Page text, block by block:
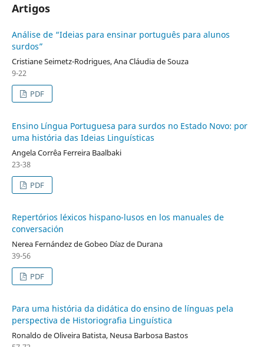
Artigos
Análise de “Ideias para ensinar português para alunos
surdos”
Cristiane Seimetz-Rodrigues, Ana Cláudia de Souza
9-22
PDF
Ensino Língua Portuguesa para surdos no Estado Novo: por
uma história das Ideias Linguísticas
Angela Corrêa Ferreira Baalbaki
23-38
PDF
Repertórios léxicos hispano-lusos en los manuales de
conversación
Nerea Fernández de Gobeo Díaz de Durana
39-56
PDF
Para uma história da didática do ensino de línguas pela
perspectiva de Historiografia Linguística
Ronaldo de Oliveira Batista, Neusa Barbosa Bastos